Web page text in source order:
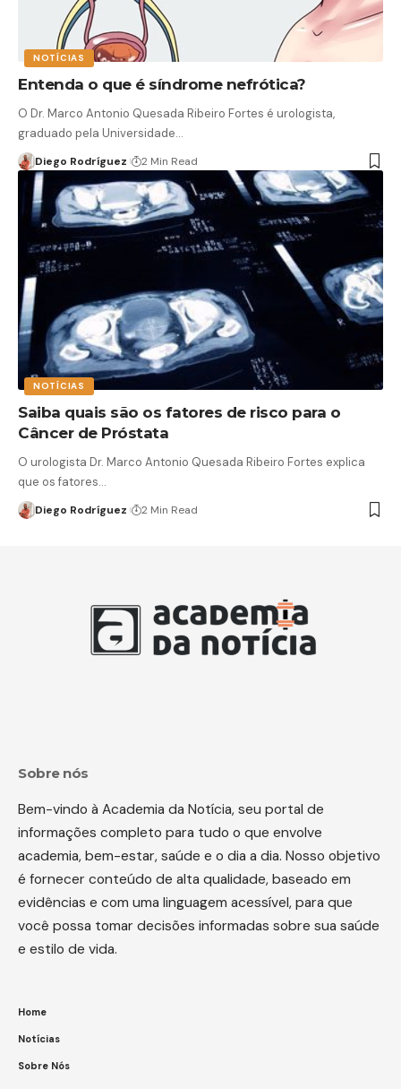
NOTÍCIAS
Entenda o que é síndrome nefrótica?
O Dr. Marco Antonio Quesada Ribeiro Fortes é urologista,
graduado pela Universidade…
Diego Rodríguez 2 Min Read
NOTÍCIAS
Saiba quais são os fatores de risco para o
Câncer de Próstata
O urologista Dr. Marco Antonio Quesada Ribeiro Fortes explica
que os fatores…
Diego Rodríguez 2 Min Read
Sobre nós
Bem-vindo à Academia da Notícia, seu portal de
informações completo para tudo o que envolve
academia, bem-estar, saúde e o dia a dia. Nosso objetivo
é fornecer conteúdo de alta qualidade, baseado em
evidências e com uma linguagem acessível, para que
você possa tomar decisões informadas sobre sua saúde
e estilo de vida.
Home
Notícias
Sobre Nós